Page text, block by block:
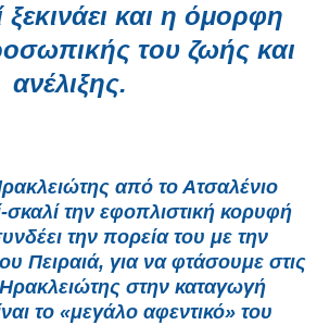
και η όμορφη
του ζωής και
ανέλιξης.
από το Ατσαλένιο
σκαλί την εφοπλιστική κορυφή
την πορεία του με την
Πειραιά, για να φτάσουμε στις
στην καταγωγή
το «μεγάλο αφεντικό» του